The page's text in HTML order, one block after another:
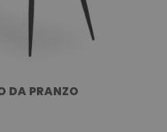
DA PRANZO